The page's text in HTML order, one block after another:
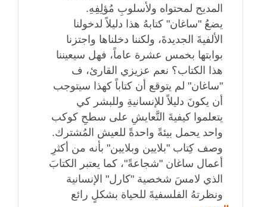
المديح لمحتواه ولأسلوبِ مُؤلِفِهِ.
يضعُ "ساغان" كتابهُ هذا دليلاً لدخولنا
الألفيةَ الجديدةَ، ولكننا دخلناها واجتزنا
بوابتها بخمس عشرة عاماً، فهل سيعيننا
هذا الكتاب؟ نعم عزيزي القارئ، ف
"ساغان" لم يتوقع أن كتاباً كهذا سيتوجب
أن يكونَ دليلاً للإنسانيةِ وللبشر كي
يتعلموا كيفيةَ التَّعايشِ على سطحِ كوكب
واحد يحمل بيئةً واحدةً للعيش المُشترك.
وصف كِتاب "بلايين وبلايين" بأنه من أكثرِ
أعمال ساغان "شجاعةً"، كما يعتبر الكتابَ
الذي لامسَ شخصية "كارل" الإنسانية
ونظرتهُ الفلسفيةَ للحياة بشكلٍ رائع